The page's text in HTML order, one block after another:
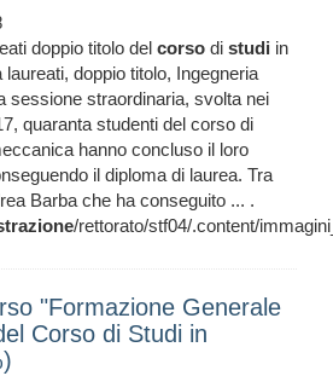
doppio titolo del corso di studi in
doppio titolo, Ingegneria
sessione straordinaria, svolta nei
quaranta studenti del corso di
hanno concluso il loro
il diploma di laurea. Tra
Barba che ha conseguito ... .
/rettorato/stf04/.content/
"Formazione Generale
Corso di Studi in